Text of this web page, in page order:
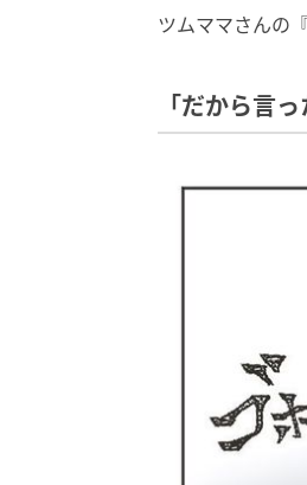
ツムママさんの
「だから言